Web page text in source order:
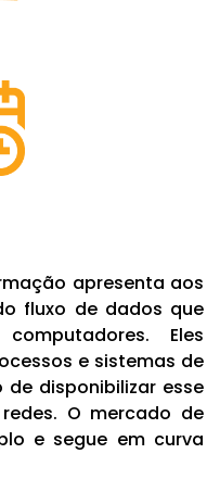
apresenta aos
fluxo de dados que
Eles
e sistemas de
disponibilizar esse
O mercado de
e segue em curva